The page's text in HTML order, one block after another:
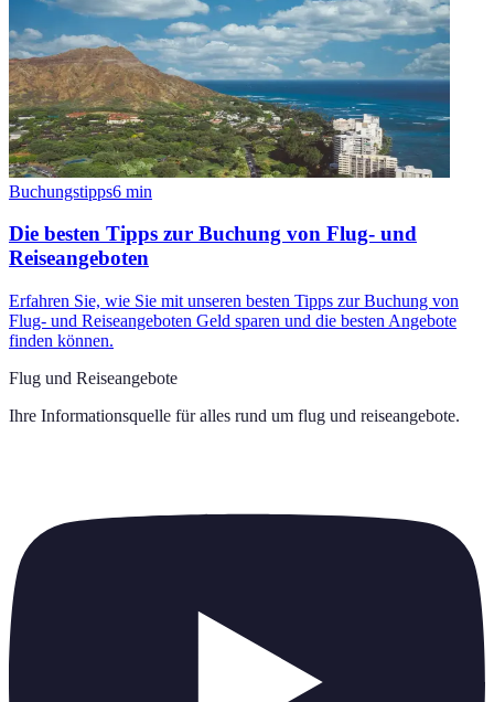
Buchungstipps6 min
Die besten Tipps zur Buchung von Flug- und
Reiseangeboten
Erfahren Sie, wie Sie mit unseren besten Tipps zur Buchung von
Flug- und Reiseangeboten Geld sparen und die besten Angebote
finden können.
Flug und Reiseangebote
Ihre Informationsquelle für alles rund um flug und reiseangebote.